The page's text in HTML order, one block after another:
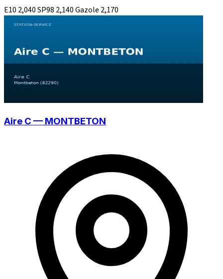
E10 2,040SP98 2,140Gazole 2,170
Aire C — MONTBETON